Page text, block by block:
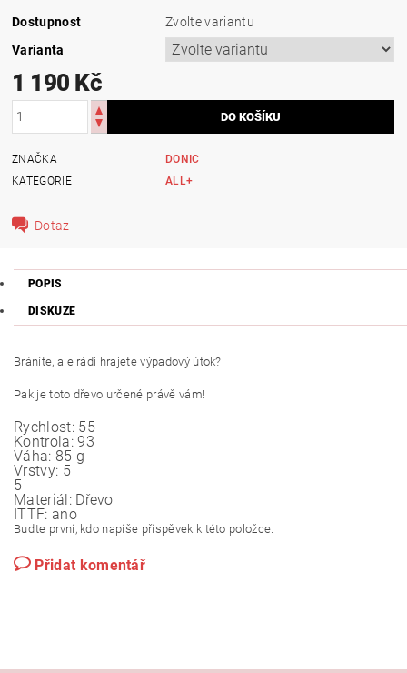
Dostupnost
Zvolte variantu
Varianta
1 190 Kč
ZNAČKA
DONIC
KATEGORIE
ALL+
Dotaz
POPIS
DISKUZE
Bráníte, ale rádi hrajete výpadový útok?
Pak je toto dřevo určené právě vám!
Rychlost: 55
Kontrola: 93
Váha: 85 g
Vrstvy: 5
5
Materiál: Dřevo
ITTF: ano
Buďte první, kdo napíše příspěvek k této položce.
Přidat komentář